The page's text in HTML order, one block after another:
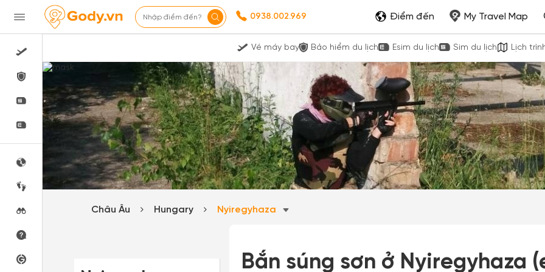
Nhập điểm đến? 0938.002.969 Điểm đến My Travel Map
Vé máy bay Bảo hiểm du lịch Esim du lịch Sim du lịch Lịch
Châu Âu Hungary Nyiregyhaza
Bắn súng sơn ở Nyiregyhaza